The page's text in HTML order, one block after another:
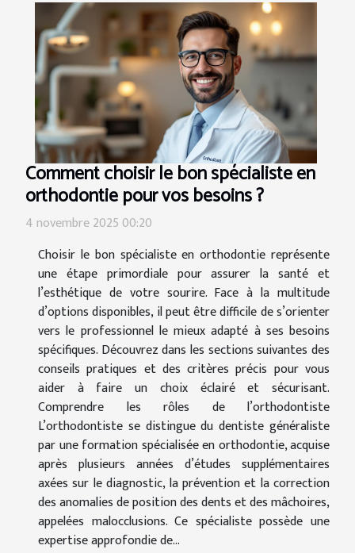
Comment choisir le bon spécialiste en
orthodontie pour vos besoins ?
4 novembre 2025 00:20
Choisir le bon spécialiste en orthodontie représente
une étape primordiale pour assurer la santé et
l’esthétique de votre sourire. Face à la multitude
d’options disponibles, il peut être difficile de s’orienter
vers le professionnel le mieux adapté à ses besoins
spécifiques. Découvrez dans les sections suivantes des
conseils pratiques et des critères précis pour vous
aider à faire un choix éclairé et sécurisant.
Comprendre les rôles de l’orthodontiste
L’orthodontiste se distingue du dentiste généraliste
par une formation spécialisée en orthodontie, acquise
après plusieurs années d’études supplémentaires
axées sur le diagnostic, la prévention et la correction
des anomalies de position des dents et des mâchoires,
appelées malocclusions. Ce spécialiste possède une
expertise approfondie de...